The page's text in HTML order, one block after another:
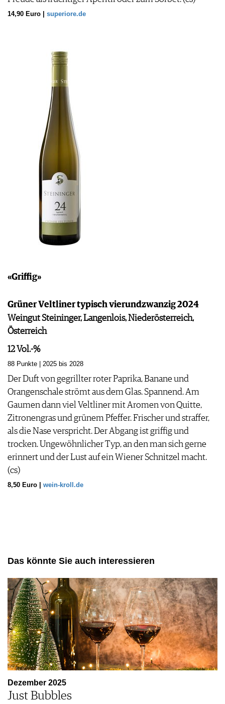
14,90 Euro | superiore.de
«Griffig»
Grüner Veltliner typisch vierundzwanzig 2024
Weingut Steininger, Langenlois, Niederösterreich,
Österreich
12 Vol.-%
88 Punkte | 2025 bis 2028
Der Duft von gegrillter roter Paprika, Banane und
Orangenschale strömt aus dem Glas. Spannend. Am
Gaumen dann viel Veltliner mit Aromen von Quitte,
Zitronengras und grünem Pfeffer. Frischer und straffer,
als die Nase verspricht. Der Abgang ist griffig und
trocken. Ungewöhnlicher Typ, an den man sich gerne
erinnert und der Lust auf ein Wiener Schnitzel macht.
(cs)
8,50 Euro | wein-kroll.de
Das könnte Sie auch interessieren
Dezember 2025
Just Bubbles